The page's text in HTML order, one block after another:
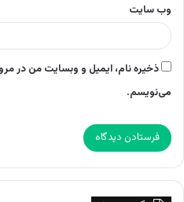
وب‌ سایت
ذخیره نام، ایمیل و وبسایت من در
می‌نویسم.